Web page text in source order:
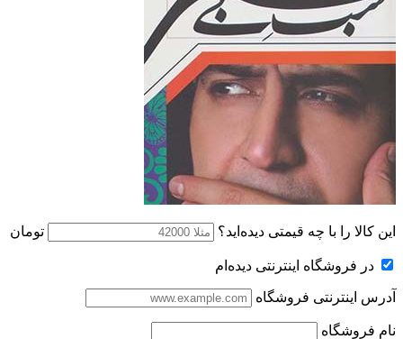
این کالا را با چه قیمتی دیده‌اید؟ تومان
در فروشگاه اینترنتی دیده‌ام
آدرس اینترنتی فروشگاه
نام فروشگاه